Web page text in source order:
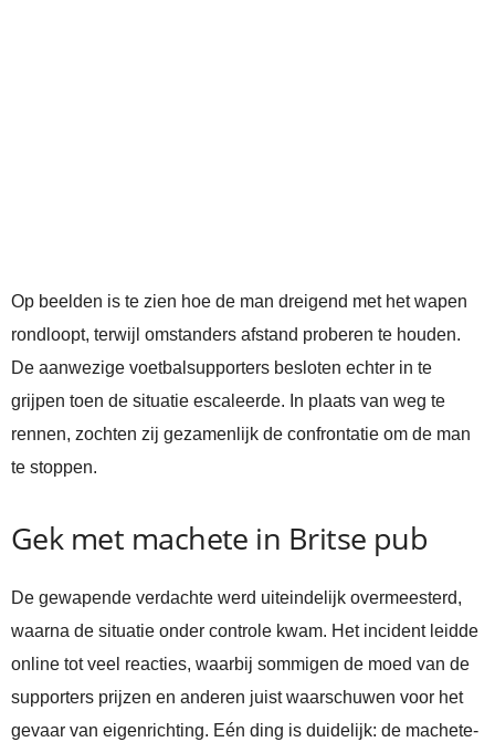
Op beelden is te zien hoe de man dreigend met het wapen
rondloopt, terwijl omstanders afstand proberen te houden.
De aanwezige voetbalsupporters besloten echter in te
grijpen toen de situatie escaleerde. In plaats van weg te
rennen, zochten zij gezamenlijk de confrontatie om de man
te stoppen.
Gek met machete in Britse pub
De gewapende verdachte werd uiteindelijk overmeesterd,
waarna de situatie onder controle kwam. Het incident leidde
online tot veel reacties, waarbij sommigen de moed van de
supporters prijzen en anderen juist waarschuwen voor het
gevaar van eigenrichting. Eén ding is duidelijk: de machete-